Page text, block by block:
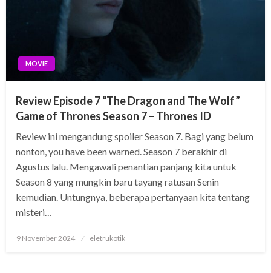
MOVIE
Review Episode 7 “The Dragon and The Wolf”
Game of Thrones Season 7 – Thrones ID
Review ini mengandung spoiler Season 7. Bagi yang belum
nonton, you have been warned. Season 7 berakhir di
Agustus lalu. Mengawali penantian panjang kita untuk
Season 8 yang mungkin baru tayang ratusan Senin
kemudian. Untungnya, beberapa pertanyaan kita tentang
misteri…
Posted
9 November 2024 eletrukotik